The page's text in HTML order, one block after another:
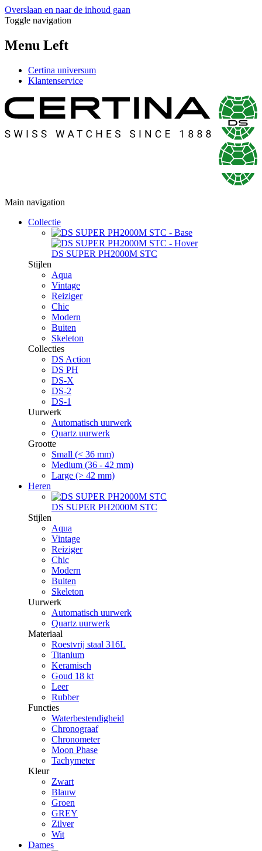
Overslaan en naar de inhoud gaan
Toggle navigation
Menu Left
Certina universum
Klantenservice
Main navigation
Collectie
DS SUPER PH2000M STC
Stijlen
Aqua
Vintage
Reiziger
Chic
Modern
Buiten
Skeleton
Collecties
DS Action
DS PH
DS-X
DS-2
DS-1
Uurwerk
Automatisch uurwerk
Quartz uurwerk
Grootte
Small (< 36 mm)
Medium (36 - 42 mm)
Large (> 42 mm)
Heren
DS SUPER PH2000M STC
Stijlen
Aqua
Vintage
Reiziger
Chic
Modern
Buiten
Skeleton
Uurwerk
Automatisch uurwerk
Quartz uurwerk
Materiaal
Roestvrij staal 316L
Titanium
Keramisch
Goud 18 kt
Leer
Rubber
Functies
Waterbestendigheid
Chronograaf
Chronometer
Moon Phase
Tachymeter
Kleur
Zwart
Blauw
Groen
GREY
Zilver
Wit
Dames